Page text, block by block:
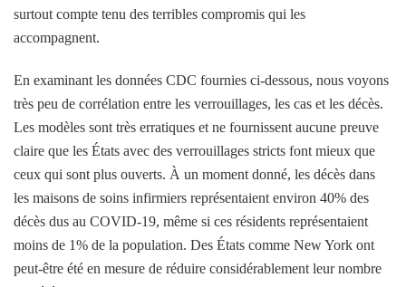
surtout compte tenu des terribles compromis qui les
accompagnent.
En examinant les données CDC fournies ci-dessous, nous voyons
très peu de corrélation entre les verrouillages, les cas et les décès.
Les modèles sont très erratiques et ne fournissent aucune preuve
claire que les États avec des verrouillages stricts font mieux que
ceux qui sont plus ouverts. À un moment donné, les décès dans
les maisons de soins infirmiers représentaient environ 40% des
décès dus au COVID-19, même si ces résidents représentaient
moins de 1% de la population. Des États comme New York ont ​​
peut-être été en mesure de réduire considérablement leur nombre